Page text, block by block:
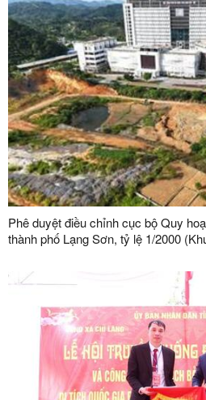
Phê duyệt điều chỉnh cục bộ Quy
thành phố Lạng Sơn, tỷ lệ 1/2000